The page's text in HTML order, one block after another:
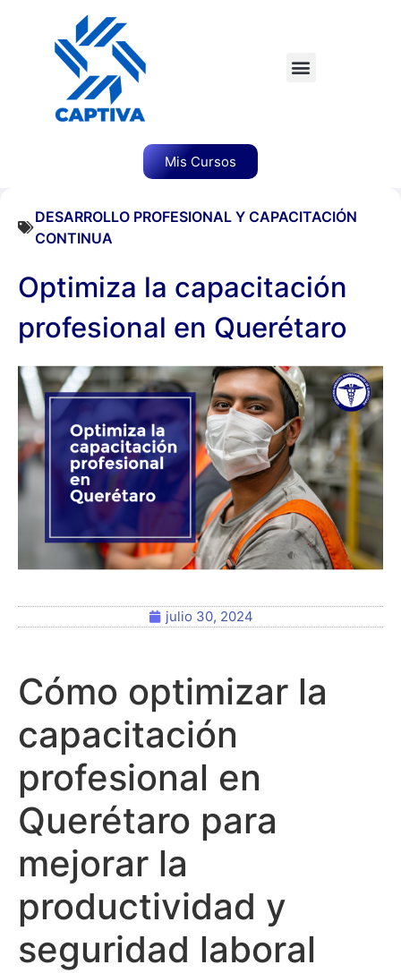
Mis Cursos
DESARROLLO PROFESIONAL Y CAPACITACIÓN
CONTINUA
Optimiza la capacitación
profesional en Querétaro
julio 30, 2024
Cómo optimizar la
capacitación
profesional en
Querétaro para
mejorar la
productividad y
seguridad laboral